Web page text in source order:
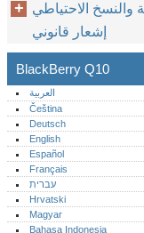
والنسخ الاحتياطي
إشعار قانوني
BlackBerry Q10
العربية
Čeština
Deutsch
English
Español
Français
עברית
Hrvatski
Magyar
Bahasa Indonesia